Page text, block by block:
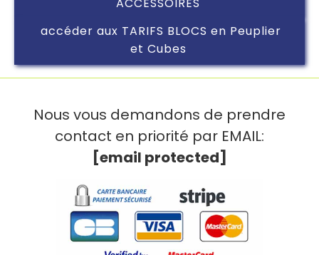
accéder aux TARIFS BLOCS en Peuplier
et Cubes
Nous vous demandons de prendre
contact en priorité par EMAIL:
[email protected]